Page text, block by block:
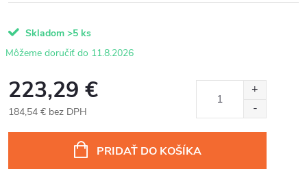
Skladom >5 ks
11.8.2026
223,29 €
184,54 € bez DPH
PRIDAŤ DO KOŠÍKA